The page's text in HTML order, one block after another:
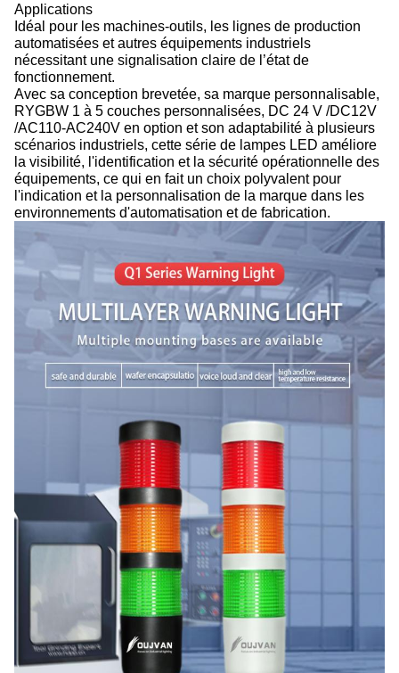
Applications
Idéal pour les machines-outils, les lignes de production
automatisées et autres équipements industriels
nécessitant une signalisation claire de l’état de
fonctionnement.
Avec sa conception brevetée, sa marque personnalisable,
RYGBW 1 à 5 couches personnalisées, DC 24 V /DC12V
/AC110-AC240V en option et son adaptabilité à plusieurs
scénarios industriels, cette série de lampes LED améliore
la visibilité, l'identification et la sécurité opérationnelle des
équipements, ce qui en fait un choix polyvalent pour
l'indication et la personnalisation de la marque dans les
environnements d'automatisation et de fabrication.